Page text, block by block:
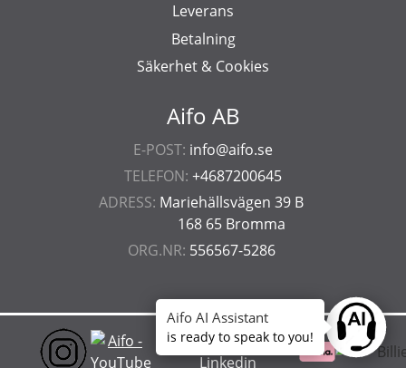
Aifo AB
E-POST: info@aifo.se
TELEFON: +4687200645
ADRESS: Mariehällsvägen 39 B
168 65 Bromma
ORG.NR: 556567-5286
Leverans
Betalning
Säkerhet & Cookies
Ask
Aifo AI Assistant
is ready to speak to you!